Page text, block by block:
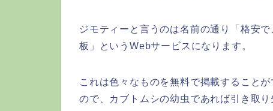
ジモティーと言うのは名前の通り「格安
板」というWebサービスになります。
これは色々なものを無料で掲載すること
ので、カブトムシの幼虫であれば引き取り